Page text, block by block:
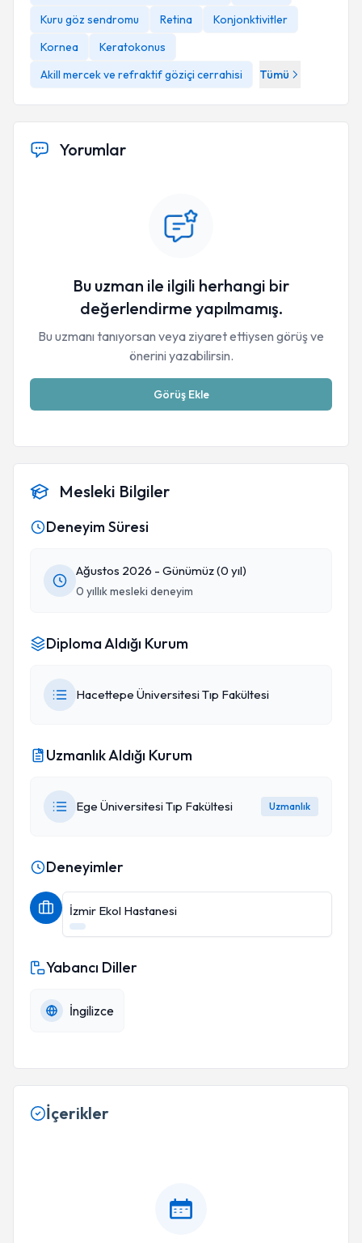
Kuru göz sendromu
Retina
Konjonktivitler
Kornea
Keratokonus
Akill mercek ve refraktif göziçi cerrahisi
Tümü
Yorumlar
Bu uzman ile ilgili herhangi bir
değerlendirme yapılmamış.
Bu uzmanı tanıyorsan veya ziyaret ettiysen görüş ve
önerini yazabilirsin.
Görüş Ekle
Mesleki Bilgiler
Deneyim Süresi
Ağustos 2026 - Günümüz (0 yıl)
0 yıllık mesleki deneyim
Diploma Aldığı Kurum
Hacettepe Üniversitesi Tıp Fakültesi
Uzmanlık Aldığı Kurum
Ege Üniversitesi Tıp Fakültesi Uzmanlık
Deneyimler
İzmir Ekol Hastanesi
Yabancı Diller
İngilizce
İçerikler